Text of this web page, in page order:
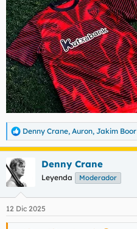
R
e
a
c
c
i
e
s
Denny Crane, Auron, Jakim Boor
Denny Crane
Leyenda Moderador
12 Dic 2025